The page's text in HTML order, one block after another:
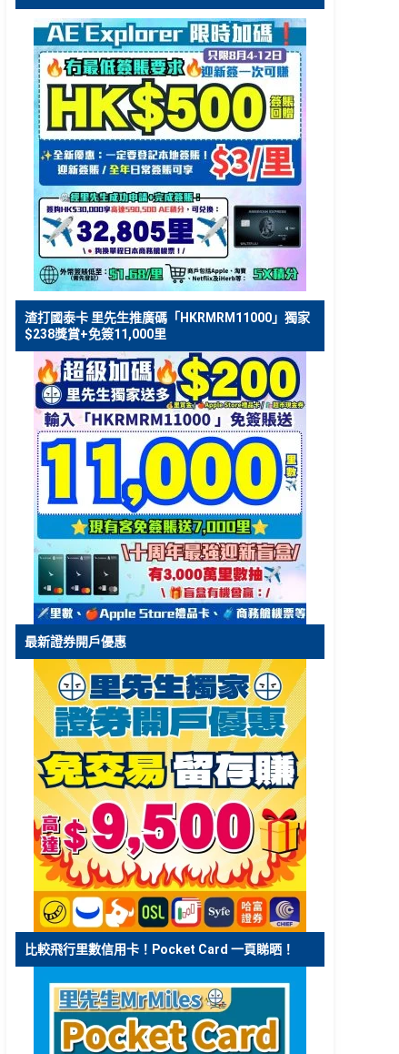
渣打國泰卡 里先生推廣碼「HKRMRM11000」獨家
$238獎賞+免簽11,000里
最新證券開戶優惠
比較飛行里數信用卡！Pocket Card 一頁睇晒！